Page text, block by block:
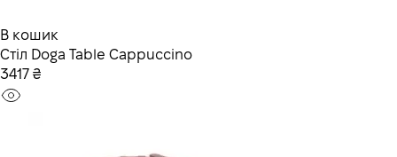
В кошик
Стiл Doga Table Cappuccino
3417 ₴